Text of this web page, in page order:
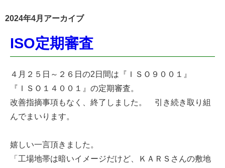
2024年4月アーカイブ
ISO定期審査
４月２５日～２６日の2日間は『ＩＳＯ９００１』
『ＩＳＯ１４００１』の定期審査。
改善指摘事項もなく、終了しました。 引き続き取り組
んでまいります。
嬉しい一言頂きました。
「工場地帯は暗いイメージだけど、ＫＡＲＳさんの敷地